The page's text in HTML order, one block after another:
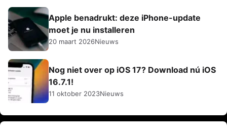
Apple benadrukt: deze iPhone-update
moet je nu installeren
20 maart 2026Nieuws
Nog niet over op iOS 17? Download nú iOS
16.7.1!
11 oktober 2023Nieuws